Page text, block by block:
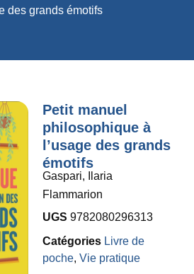
des grands émotifs
Petit manuel
philosophique à
l’usage des grands
émotifs
Gaspari, Ilaria
Flammarion
UGS 9782080296313
Catégories Livre de
poche, Vie pratique